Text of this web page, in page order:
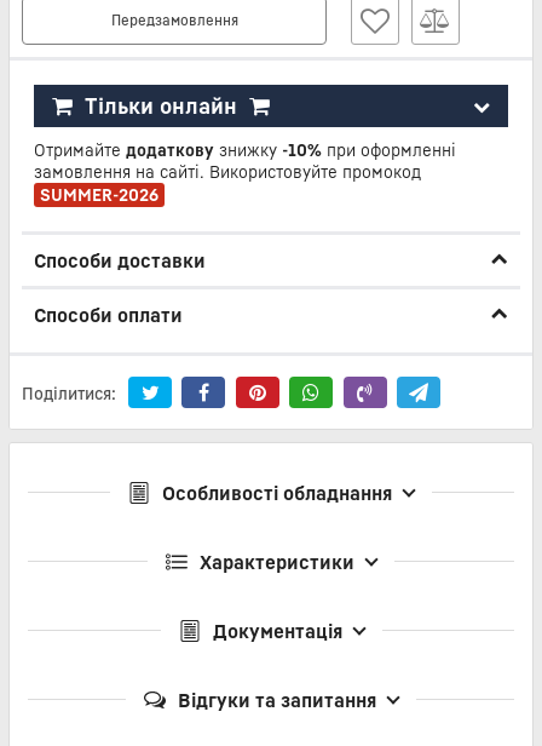
Передзамовлення
Тільки онлайн
Отримайте додаткову знижку -10% при оформленні
замовлення на сайті. Використовуйте промокод
SUMMER-2026
Способи доставки
Способи оплати
Поділитися:
Особливості обладнання
Характеристики
Документація
Відгуки та запитання